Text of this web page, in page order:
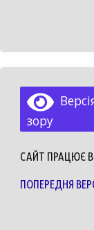
зору
САЙТ ПРАЦЮЄ
ПОПЕРЕДНЯ